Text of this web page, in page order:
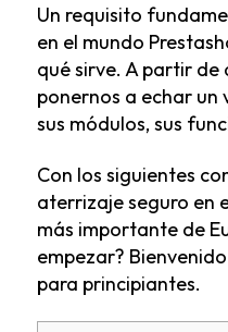
Un requisito
en el mundo
qué sirve. A partir de
ponernos a echar un
sus módulos, sus
Con los siguientes
aterrizaje seguro en
más importante de
empezar?
para principiantes.